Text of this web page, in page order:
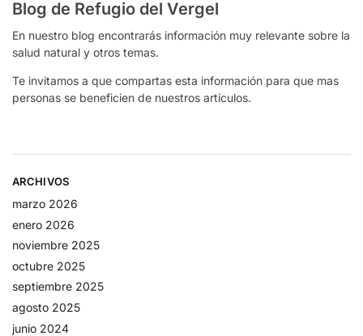
Blog de Refugio del Vergel
En nuestro blog encontrarás información muy relevante sobre la
salud natural y otros temas.
Te invitamos a que compartas esta información para que mas
personas se beneficien de nuestros artículos.
ARCHIVOS
marzo 2026
enero 2026
noviembre 2025
octubre 2025
septiembre 2025
agosto 2025
junio 2024